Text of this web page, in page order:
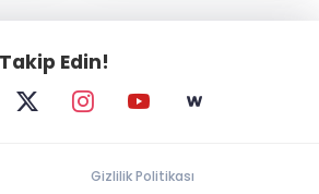
Edin!
Gizlilik Politikası